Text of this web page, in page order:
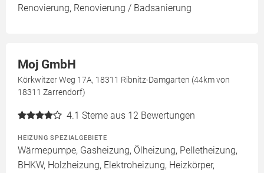
Renovierung, Renovierung / Badsanierung
Moj GmbH
Körkwitzer Weg 17A, 18311 Ribnitz-Damgarten (44km von
18311 Zarrendorf)
4.1 Sterne aus 12 Bewertungen
HEIZUNG SPEZIALGEBIETE
Wärmepumpe, Gasheizung, Ölheizung, Pelletheizung,
BHKW, Holzheizung, Elektroheizung, Heizkörper,